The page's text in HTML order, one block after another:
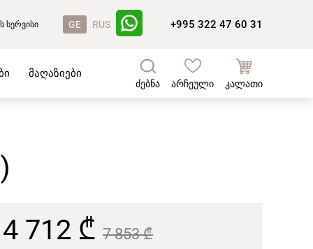
სერვისი GE RUS +995 322 47 60 31
მაღაზიები
ძებნა არჩეული კალათი
4 712 ₾ 7 853 ₾